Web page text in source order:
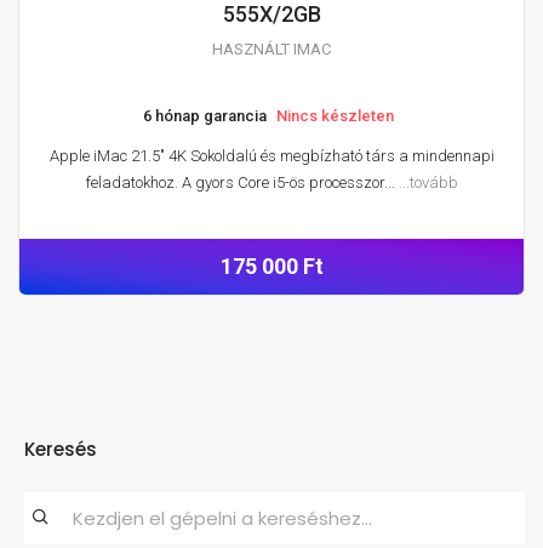
555X/2GB
HASZNÁLT IMAC
6 hónap garancia Nincs készleten
Apple iMac 21.5" 4K Sokoldalú és megbízható társ a mindennapi
feladatokhoz. A gyors Core i5-ös processzor... ...tovább
175 000 Ft
Keresés